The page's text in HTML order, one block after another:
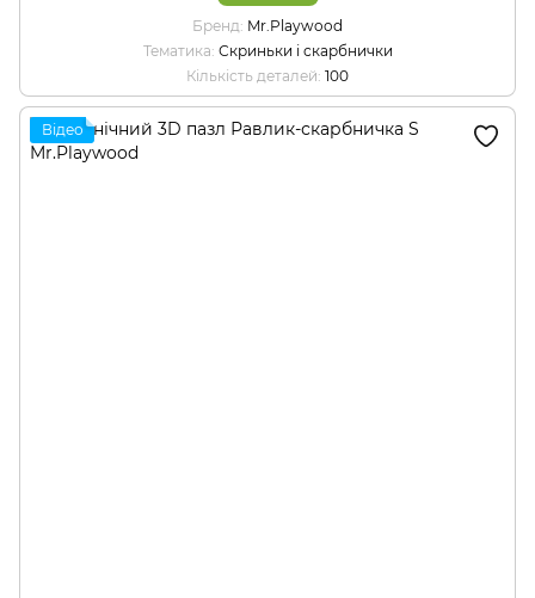
Бренд Mr.Playwood
Тематика Скриньки і скарбнички
Кількість деталей 100
Відео